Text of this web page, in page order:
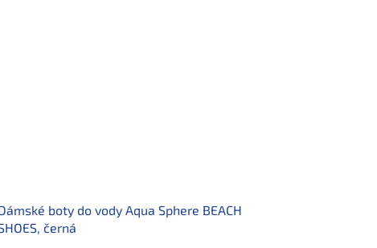
boty do vody Aqua Sphere BEACH
černá